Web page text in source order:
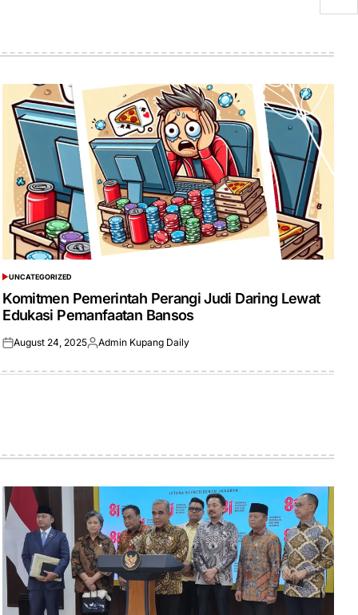
POSTED
IN
UNCATEGORIZED
Komitmen Pemerintah Perangi Judi Daring Lewat
Edukasi Pemanfaatan Bansos
Posted
August 24, 2025Posted
Admin Kupang Daily